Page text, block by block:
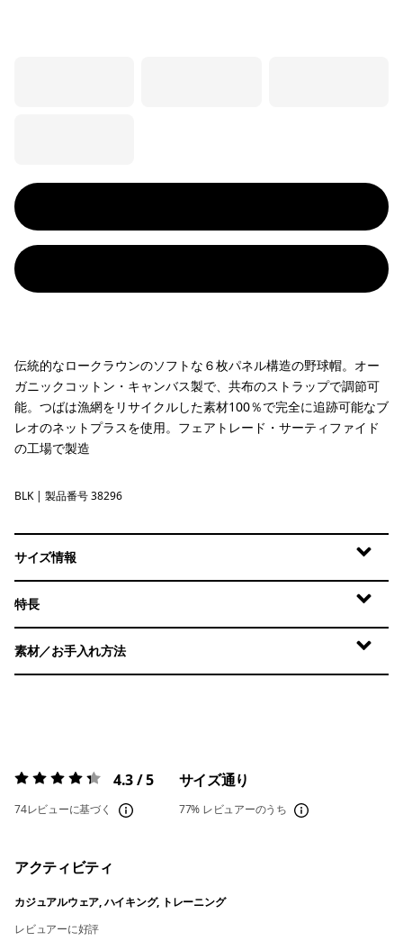
伝統的なロークラウンのソフトな６枚パネル構造の野球帽。オー
ガニックコットン・キャンバス製で、共布のストラップで調節可
能。つばは漁網をリサイクルした素材100％で完全に追跡可能なブ
レオのネットプラスを使用。フェアトレード・サーティファイド
の工場で製造
Black
BLK | 製品番号 38296
サイズ情報
特長
素材／お手入れ方法
評価:4.3 / 5 4.3 / 5
74レビューに基づく
サイズ通り
77% レビュアーのうち
アクティビティ
カジュアルウェア, ハイキング, トレーニング
レビュアーに好評